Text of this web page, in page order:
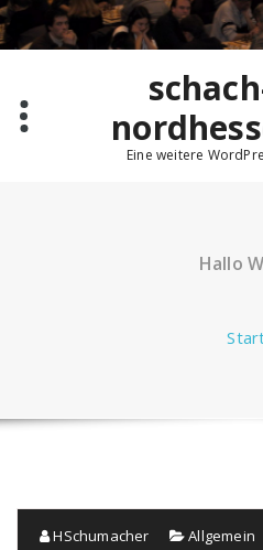
Zum
Inhalt
springen
Eine weitere
Hallo
HSchumacher Allgemein